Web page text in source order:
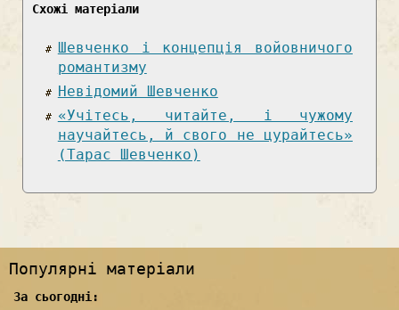
Схожі матеріали
Шевченко і концепція войовничого
романтизму
Невідомий Шевченко
«Учітесь, читайте, і чужому
научайтесь, й свого не цурайтесь»
(Тарас Шевченко)
Популярні матеріали
За сьогодні: